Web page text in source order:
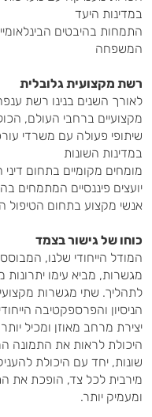
במדינות היעד
התמחות בהיבטים
המשפחה
רשת מקצועית גלובלית
לאורך השנים בנינו רשת
מקצועיים ברחבי העולם,
שיתופי פעולה עם משרדי
במדינות השונות
מומחים מקומיים בתחום
יועצים פיננסיים המתמחים
אנשי מקצוע בתחום הטיפול
כוחו של גישור בצמד
המודל הייחודי שלנו,
מגשרות, מביא עימו יתרונות
לתהליך. שתי מגשרות
הניסיון והפרספקטיבה
יצירת מרחב מאוזן ומכיל
היכולת לראות את התמונה
שונות, יחד עם היכולת
מירבית לכל צד, הופכת את
ומעמיק יותר.